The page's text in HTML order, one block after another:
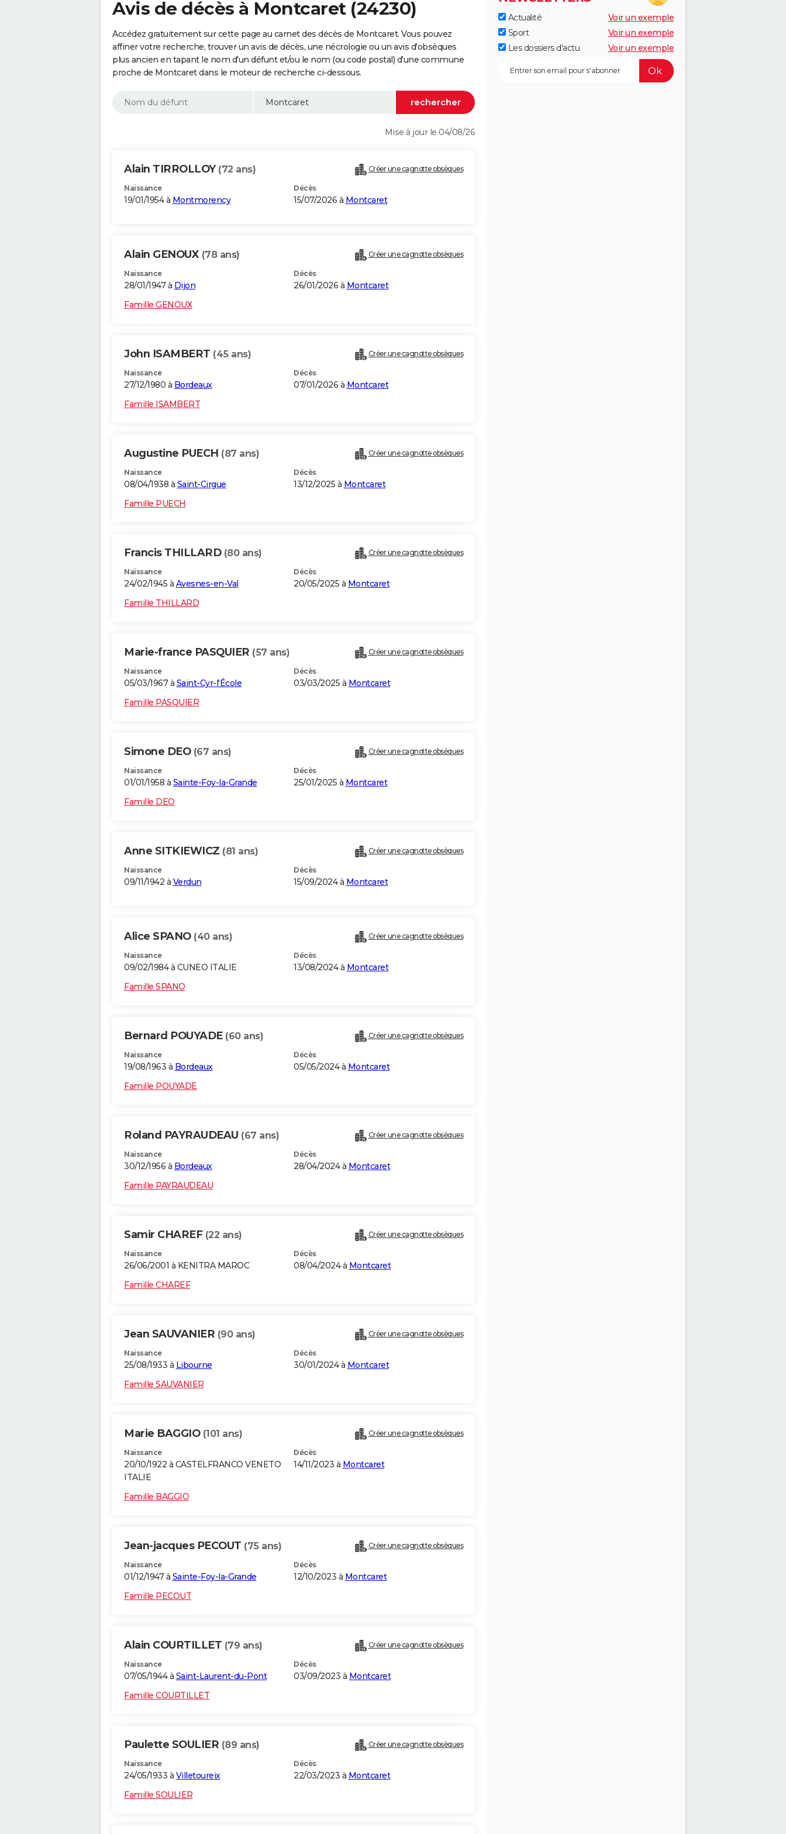
Avis de décès à Montcaret (24230)
Accédez gratuitement sur cette page au carnet des décès de Montcaret. Vous pouvez
affiner votre recherche, trouver un avis de décès, une nécrologie ou un avis d'obsèques
plus ancien en tapant le nom d'un défunt et/ou le nom (ou code postal) d'une commune
proche de Montcaret dans le moteur de recherche ci-dessous.
Mise à jour le 04/08/26
Alain TIRROLLOY (72 ans) Créer une cagnotte obsèques
Naissance
19/01/1954 à Montmorency
Décès
15/07/2026 à Montcaret
Alain GENOUX (78 ans) Créer une cagnotte obsèques
Naissance
28/01/1947 à Dijon
Décès
26/01/2026 à Montcaret
Famille GENOUX
John ISAMBERT (45 ans) Créer une cagnotte obsèques
Naissance
27/12/1980 à Bordeaux
Décès
07/01/2026 à Montcaret
Famille ISAMBERT
Augustine PUECH (87 ans) Créer une cagnotte obsèques
Naissance
08/04/1938 à Saint-Cirgue
Décès
13/12/2025 à Montcaret
Famille PUECH
Francis THILLARD (80 ans) Créer une cagnotte obsèques
Naissance
24/02/1945 à Avesnes-en-Val
Décès
20/05/2025 à Montcaret
Famille THILLARD
Marie-france PASQUIER (57 ans) Créer une cagnotte obsèques
Naissance
05/03/1967 à Saint-Cyr-l'École
Décès
03/03/2025 à Montcaret
Famille PASQUIER
Simone DEO (67 ans) Créer une cagnotte obsèques
Naissance
01/01/1958 à Sainte-Foy-la-Grande
Décès
25/01/2025 à Montcaret
Famille DEO
Anne SITKIEWICZ (81 ans) Créer une cagnotte obsèques
Naissance
09/11/1942 à Verdun
Décès
15/09/2024 à Montcaret
Alice SPANO (40 ans) Créer une cagnotte obsèques
Naissance
09/02/1984 à CUNEO ITALIE
Décès
13/08/2024 à Montcaret
Famille SPANO
Bernard POUYADE (60 ans) Créer une cagnotte obsèques
Naissance
19/08/1963 à Bordeaux
Décès
05/05/2024 à Montcaret
Famille POUYADE
Roland PAYRAUDEAU (67 ans) Créer une cagnotte obsèques
Naissance
30/12/1956 à Bordeaux
Décès
28/04/2024 à Montcaret
Famille PAYRAUDEAU
Samir CHAREF (22 ans) Créer une cagnotte obsèques
Naissance
26/06/2001 à KENITRA MAROC
Décès
08/04/2024 à Montcaret
Famille CHAREF
Jean SAUVANIER (90 ans) Créer une cagnotte obsèques
Naissance
25/08/1933 à Libourne
Décès
30/01/2024 à Montcaret
Famille SAUVANIER
Marie BAGGIO (101 ans) Créer une cagnotte obsèques
Naissance
20/10/1922 à CASTELFRANCO VENETO
ITALIE
Décès
14/11/2023 à Montcaret
Famille BAGGIO
Jean-jacques PECOUT (75 ans) Créer une cagnotte obsèques
Naissance
01/12/1947 à Sainte-Foy-la-Grande
Décès
12/10/2023 à Montcaret
Famille PECOUT
Alain COURTILLET (79 ans) Créer une cagnotte obsèques
Naissance
07/05/1944 à Saint-Laurent-du-Pont
Décès
03/09/2023 à Montcaret
Famille COURTILLET
Paulette SOULIER (89 ans) Créer une cagnotte obsèques
Naissance
24/05/1933 à Villetoureix
Décès
22/03/2023 à Montcaret
Famille SOULIER
Actualité
Voir un exemple
Sport
Voir un exemple
Les dossiers d'actu
Voir un exemple